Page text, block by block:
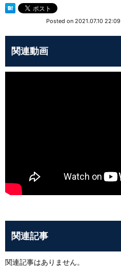
Posted on 2021.07.10 22:09
関連動画
関連記事
関連記事はありません。